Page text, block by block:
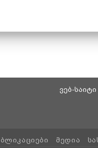
ვებ-
ᲛᲔᲓᲘᲐ